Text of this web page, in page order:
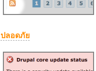
ปลอดภัย